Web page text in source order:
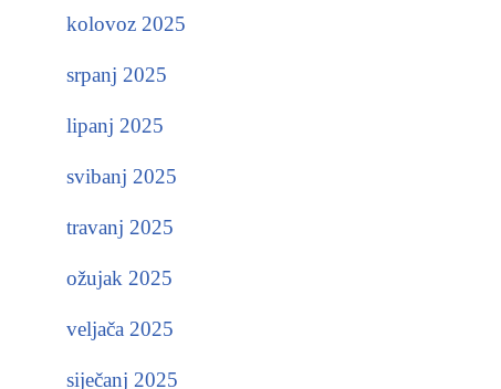
kolovoz 2025
srpanj 2025
lipanj 2025
svibanj 2025
travanj 2025
ožujak 2025
veljača 2025
siječanj 2025